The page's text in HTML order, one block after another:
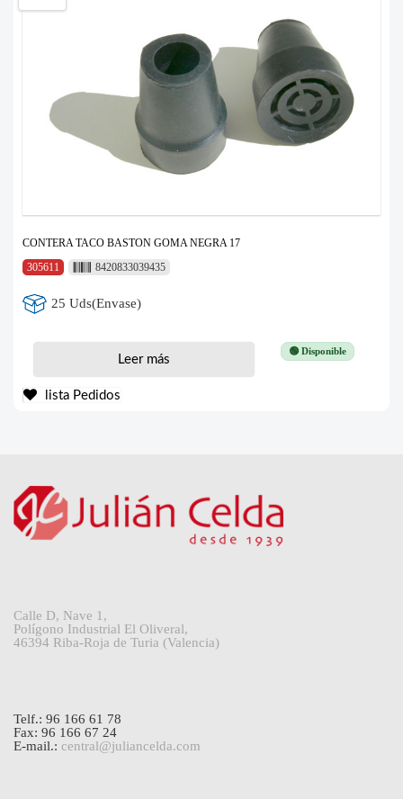
CONTERA TACO BASTON GOMA NEGRA 17
305611
8420833039435
25 Uds(Envase)
🟢 Disponible
Leer más
lista Pedidos
Calle D, Nave 1,
Polígono Industrial El Oliveral,
46394 Riba-Roja de Turia (Valencia)
Telf.: 96 166 61 78
Fax: 96 166 67 24
E-mail.: central@juliancelda.com